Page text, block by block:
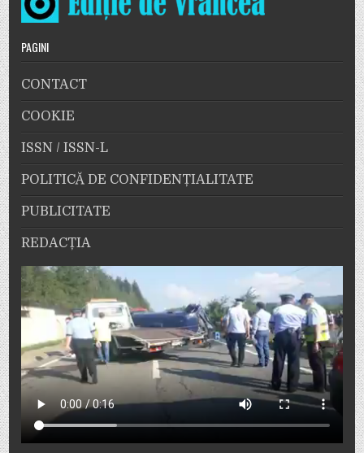
PAGINI
CONTACT
COOKIE
ISSN / ISSN-L
POLITICĂ DE CONFIDENȚIALITATE
PUBLICITATE
REDACȚIA